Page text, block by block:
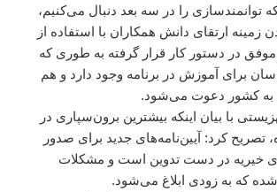
توانمندسازی را در سه بعد دنبال می‌کنیم،
زمینه ارتقای دانش همکاران با استفاده از
در دستور کار قرار گرفته به طوری که
برای آموزش در برنامه وجود دارد و هم
به کشور دعوت می‌شود.
با بیان اینکه بیشترین برون‌سپاری در
تصریح کرد: آیین‌نامه‌های جدید برای صدور
خیریه در دست تدوین است و مشکلات
که به زودی ابلاغ می‌شود.